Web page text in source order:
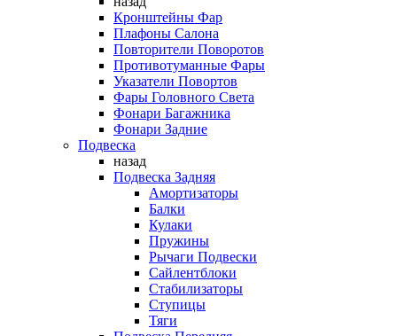
Кронштейны Фар
Плафоны Салона
Повторители Поворотов
Противотуманные Фары
Указатели Повортов
Фары Головного Света
Фонари Багажника
Фонари Задние
Подвеска
назад
Подвеска Задняя
Амортизаторы
Балки
Кулаки
Пружины
Рычаги Подвески
Сайлентблоки
Стабилизаторы
Ступицы
Тяги